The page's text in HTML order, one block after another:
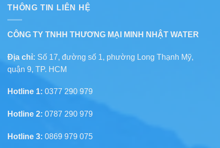
THÔNG TIN LIÊN HỆ
CÔNG TY TNHH THƯƠNG MẠI MINH NHẬT WATER
Địa chỉ: Số 17, đường số 1, phường Long Thạnh Mỹ,
quận 9, TP. HCM
Hotline 1: 0377 290 979
Hotline 2: 0787 290 979
Hotline 3: 0869 979 075